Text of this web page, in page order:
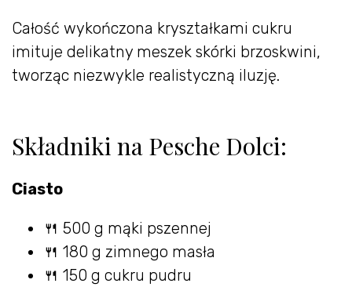
Całość wykończona kryształkami cukru
imituje delikatny meszek skórki brzoskwini,
tworząc niezwykle realistyczną iluzję.
Składniki na Pesche Dolci:
Ciasto
🍴 500 g mąki pszennej
🍴 180 g zimnego masła
🍴 150 g cukru pudru